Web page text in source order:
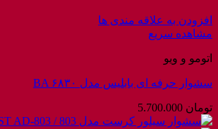
افزودن به علاقه مندی ها
مشاهده سریع
اتومو و ویو
سشوار حرفه ای بابلیس مدل BA ۶۸۳۰
تومان